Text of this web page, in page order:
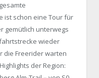
ist schon eine Tour für
gemütlich unterwegs
wieder
die Freerider warten
der Region: